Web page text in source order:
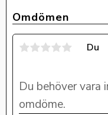
Omdömen
Du